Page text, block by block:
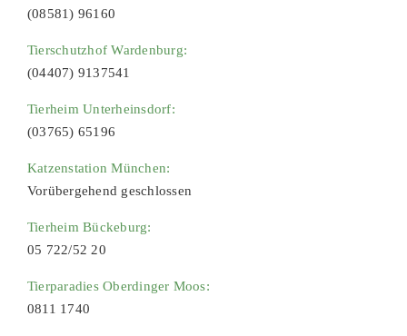
(08581) 96160
Tierschutzhof Wardenburg:
(04407) 9137541
Tierheim Unterheinsdorf:
(03765) 65196
Katzenstation München:
Vorübergehend geschlossen
Tierheim Bückeburg:
05 722/52 20
Tierparadies Oberdinger Moos:
0811 1740